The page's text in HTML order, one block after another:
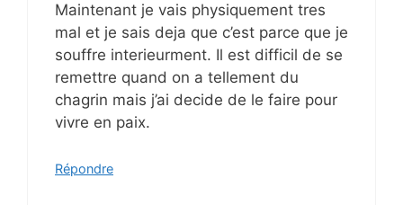
Maintenant je vais physiquement tres
mal et je sais deja que c’est parce que je
souffre interieurment. Il est difficil de se
remettre quand on a tellement du
chagrin mais j’ai decide de le faire pour
vivre en paix.
Répondre